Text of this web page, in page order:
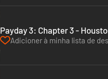
Payday 3: Chapter 3 -
Adicioner à minha lista de